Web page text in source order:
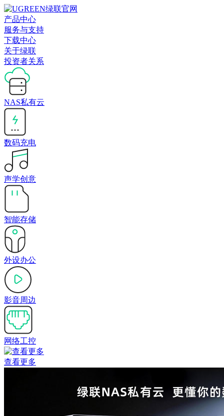
产品中心
服务与支持
下载中心
关于绿联
投资者关系
NAS私有云
数码充电
声学创意
智能存储
外设办公
影音周边
网络工控
查看更多